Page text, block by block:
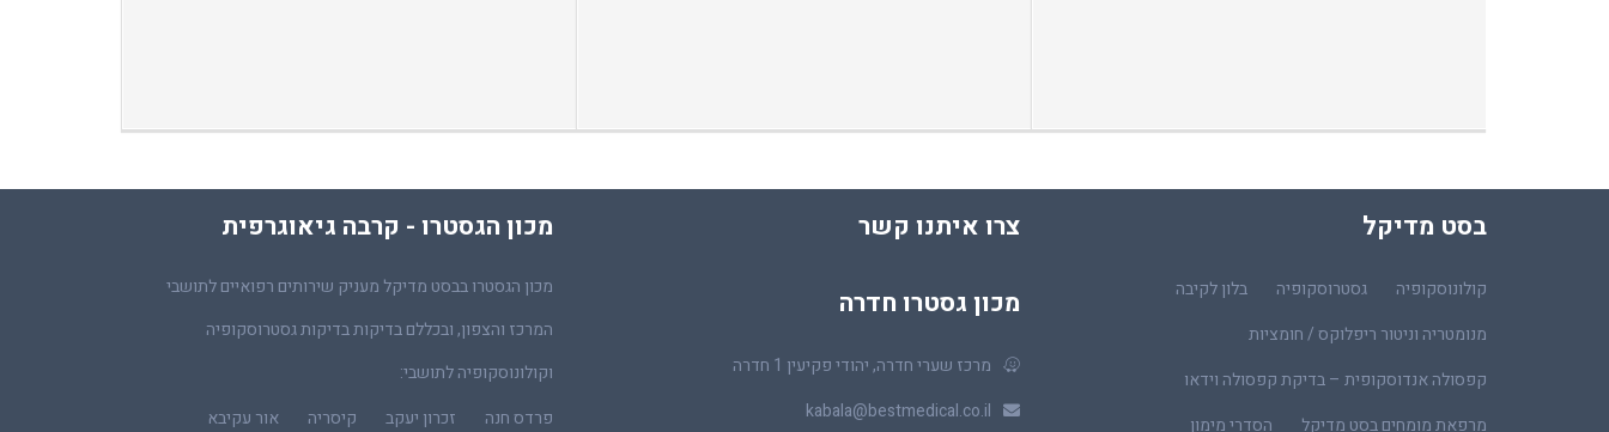
מכון הגסטרו - קרבה גיאוגרפית
מכון הגסטרו בבסט מדיקל מעניק שירותים רפואיים לתושבי
המרכז והצפון, ובכללם בדיקות בדיקות גסטרוסקופיה
וקולונוסקופיה לתושבי:
פרדס חנה
זכרון יעקב קיסריה
אור עקיבא
צרו איתנו קשר
מכון גסטרו חדרה
מרכז שערי חדרה, יהודי פקיעין 1 חדרה
kabala@bestmedical.co.il
בסט מדיקל
קולונוסקופיה גסטרוסקופיה
בלון לקיבה
מנומטריה וניטור ריפלוקס / חומציות
קפסולה אנדוסקופית – בדיקת קפסולה וידאו
מרפאת מומחים בסט מדיקל
הסדרי מימון